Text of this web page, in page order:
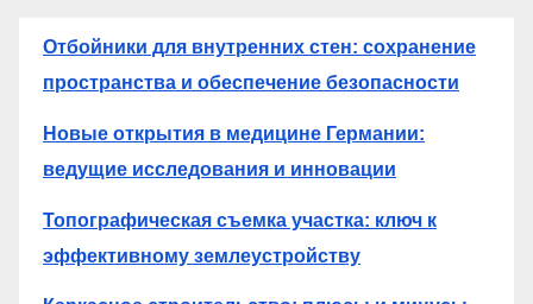
Отбойники для внутренних стен: сохранение
пространства и обеспечение безопасности
Новые открытия в медицине Германии:
ведущие исследования и инновации
Топографическая съемка участка: ключ к
эффективному землеустройству